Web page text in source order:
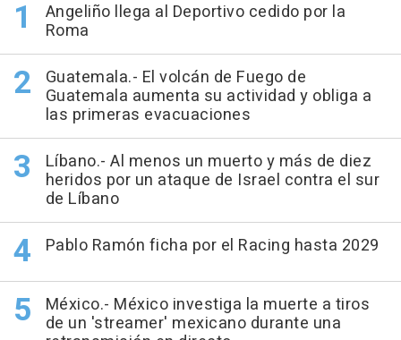
Angeliño llega al Deportivo cedido por la
Roma
Guatemala.- El volcán de Fuego de
Guatemala aumenta su actividad y obliga a
las primeras evacuaciones
Líbano.- Al menos un muerto y más de diez
heridos por un ataque de Israel contra el sur
de Líbano
Pablo Ramón ficha por el Racing hasta 2029
México.- México investiga la muerte a tiros
de un 'streamer' mexicano durante una